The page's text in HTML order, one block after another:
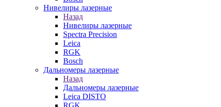
Нивелиры лазерные
Назад
Нивелиры лазерные
Spectra Precision
Leica
RGK
Bosch
Дальномеры лазерные
Назад
Дальномеры лазерные
Leica DISTO
RGK